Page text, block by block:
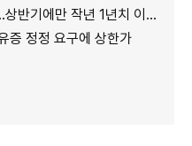
만 작년 1년치 이익만큼 벌었다
증 정정 요구에 상한가